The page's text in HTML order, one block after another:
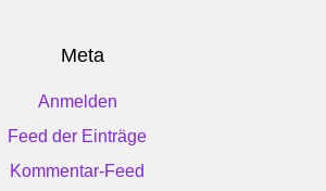
Meta
Anmelden
Feed der Einträge
Kommentar-Feed